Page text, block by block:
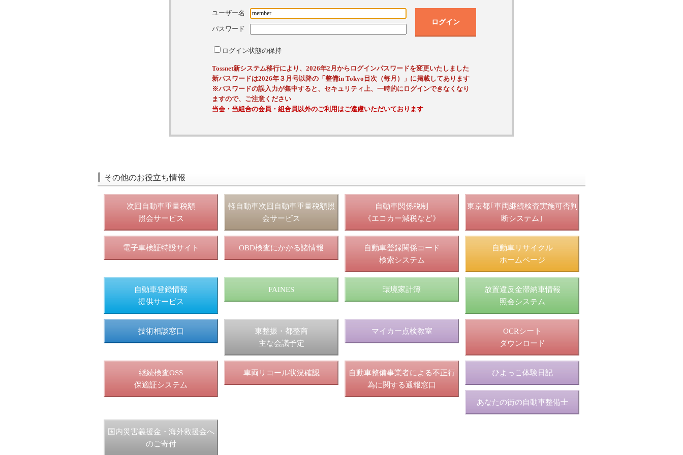
ユーザー名
パスワード
ログイン状態の保持
ログイン
Tossnet新システム移行により、2026年2月からログインパスワードを変更いたしました
新パスワードは2026年３月号以降の「整備in Tokyo目次（毎月）」に掲載してあります
※パスワードの誤入力が集中すると、セキュリティ上、一時的にログインできなくなり
ますので、ご注意ください
当会・当組合の会員・組合員以外のご利用はご遠慮いただいております
その他のお役立ち情報
次回自動車重量税額
照会サービス
軽自動車次回自動車重量税額照
会サービス
自動車関係税制
《エコカー減税など》
東京都｢車両継続検査実施可否判
断システム｣
電子車検証特設サイト OBD検査にかかる諸情報
自動車登録関係コード
検索システム
自動車リサイクル
ホームページ
自動車登録情報
提供サービス
FAINES 環境家計簿
放置違反金滞納車情報
照会システム
技術相談窓口
東整振・都整商
主な会議予定
マイカー点検教室
OCRシート
ダウンロード
継続検査OSS
保適証システム
車両リコール状況確認
自動車整備事業者による不正行
為に関する通報窓口
ひよっこ体験日記
あなたの街の自動車整備士
国内災害義援金・海外救援金へ
のご寄付